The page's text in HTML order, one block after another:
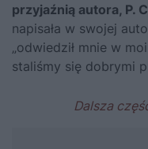
przyjaźnią autora, P.
napisała w swojej
„odwiedził mnie w
staliśmy się dobrymi